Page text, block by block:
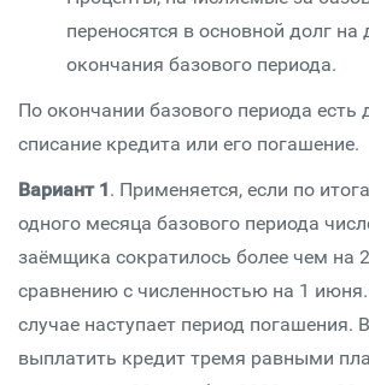
переносятся в основной долг на
окончания базового периода.
По окончании базового периода есть
списание кредита или его погашение.
Вариант 1. Применяется, если по
одного месяца базового периода
заёмщика сократилось более чем на
сравнению с численностью на 1
случае наступает период
выплатить кредит тремя равными